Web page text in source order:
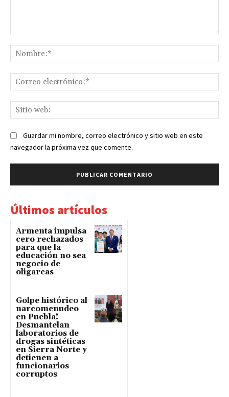
Guardar mi nombre, correo electrónico y sitio web en este
navegador la próxima vez que comente.
Últimos artículos
Armenta impulsa
cero rechazados
para que la
educación no sea
negocio de
oligarcas
Golpe histórico al
narcomenudeo
en Puebla!
Desmantelan
laboratorios de
drogas sintéticas
en Sierra Norte y
detienen a
funcionarios
corruptos